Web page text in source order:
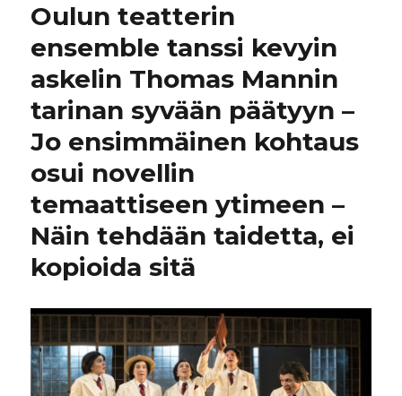
Oulun teatterin
ensemble tanssi kevyin
askelin Thomas Mannin
tarinan syvään päätyyn –
Jo ensimmäinen kohtaus
osui novellin
temaattiseen ytimeen –
Näin tehdään taidetta, ei
kopioida sitä